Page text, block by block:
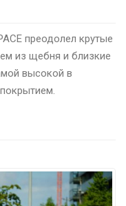
преодолел крутые
из щебня и близкие
высокой в